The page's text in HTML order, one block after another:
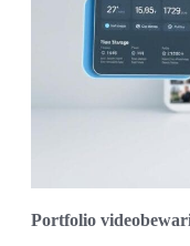
Portfolio